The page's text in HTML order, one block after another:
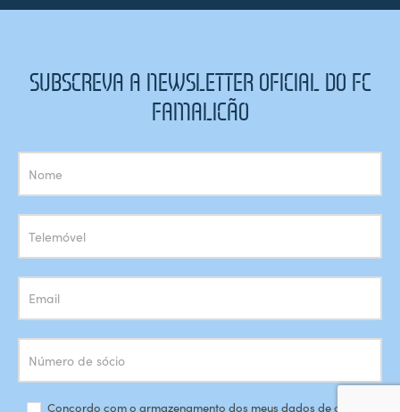
SUBSCREVA A NEWSLETTER OFICIAL DO FC
FAMALICÃO
Subscrição
Newsletter
Concordo com o armazenamento dos meus dados de acordo